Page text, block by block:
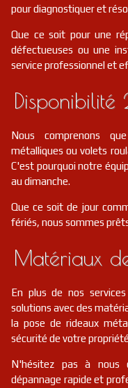
pour diagnostiquer et
Que ce soit pour une
défectueuses ou une
service professionnel et
Nous comprenons
métalliques ou volets
C'est pourquoi notre
au dimanche.
Que ce soit de jour
fériés, nous sommes
Matériaux
En plus de nos
solutions avec des
la pose de rideaux
sécurité de votre
N'hésitez pas à nous
dépannage rapide et